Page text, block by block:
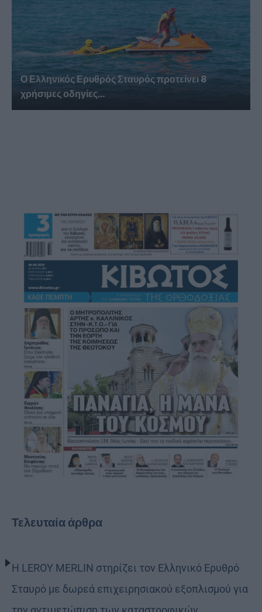
Ο Ελληνικός Ερυθρός Σταυρός προτείνει 8
χρήσιμες οδηγίες...
Τελευταία άρθρα
Η LEROY MERLIN στηρίζει τον Ελληνικό Ερυθρό
Σταυρό με δωρεά επιχειρησιακού εξοπλισμού για